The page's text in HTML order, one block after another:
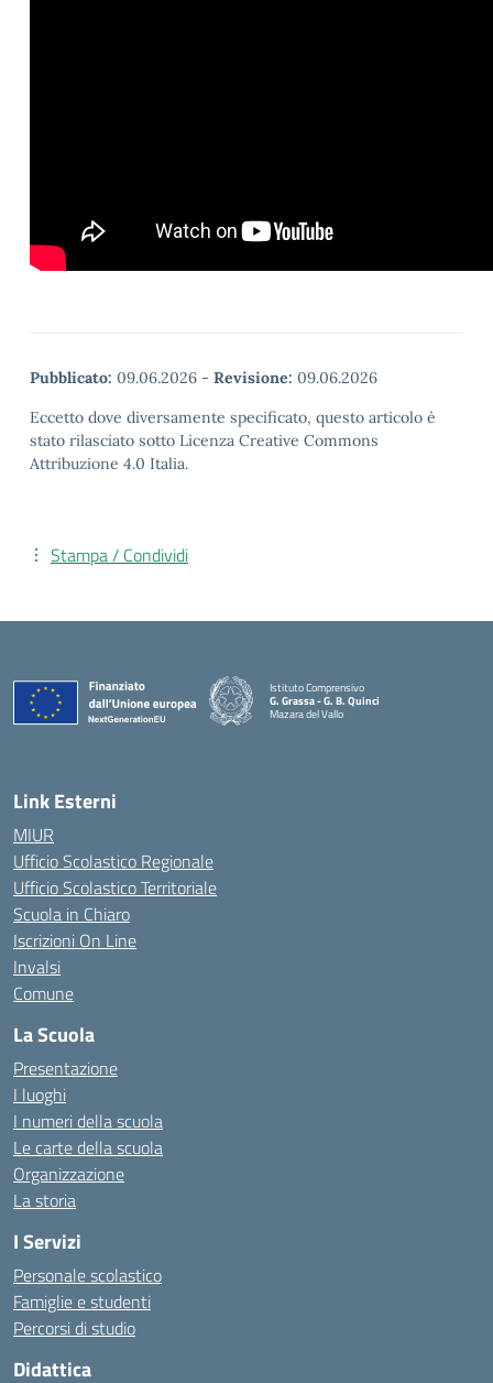
Pubblicato: 09.06.2026 - Revisione: 09.06.2026
Eccetto dove diversamente specificato, questo articolo è
stato rilasciato sotto Licenza Creative Commons
Attribuzione 4.0 Italia.
Stampa / Condividi
Istituto Comprensivo
G. Grassa - G. B. Quinci
Mazara del Vallo
Link Esterni
MIUR
Ufficio Scolastico Regionale
Ufficio Scolastico Territoriale
Scuola in Chiaro
Iscrizioni On Line
Invalsi
Comune
La Scuola
Presentazione
I luoghi
I numeri della scuola
Le carte della scuola
Organizzazione
La storia
I Servizi
Personale scolastico
Famiglie e studenti
Percorsi di studio
Didattica